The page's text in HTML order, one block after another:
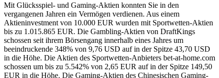
Mit Glücksspiel- und Gaming-Aktien konnten Sie in den
vergangenen Jahren ein Vermögen verdienen. Aus einem
Aktieninvestment von 10.000 EUR wurden mit Sportwetten-Aktien
bis zu 1.015.865 EUR. Die Gambling-Aktien von DraftKings
schossen seit ihrem Börsengang innerhalb eines Jahres um
beeindruckende 348% von 9,76 USD auf in der Spitze 43,70 USD
in die Höhe. Die Aktien des Sportwetten-Anbieters bet-at-home.com
schossen um bis zu 5.542% von 2,65 EUR auf in der Spitze 149,50
EUR in die Höhe. Die Gaming-Aktien des Chinesischen Gaming-